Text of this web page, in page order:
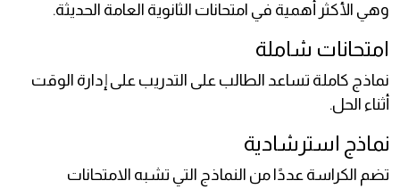
وهي الأكثر أهمية في امتحانات الثانوية العامة الحديثة.
امتحانات شاملة
نماذج كاملة تساعد الطالب على التدريب على إدارة الوقت
أثناء الحل.
نماذج استرشادية
تضم الكراسة عددًا من النماذج التي تشبه الامتحانات